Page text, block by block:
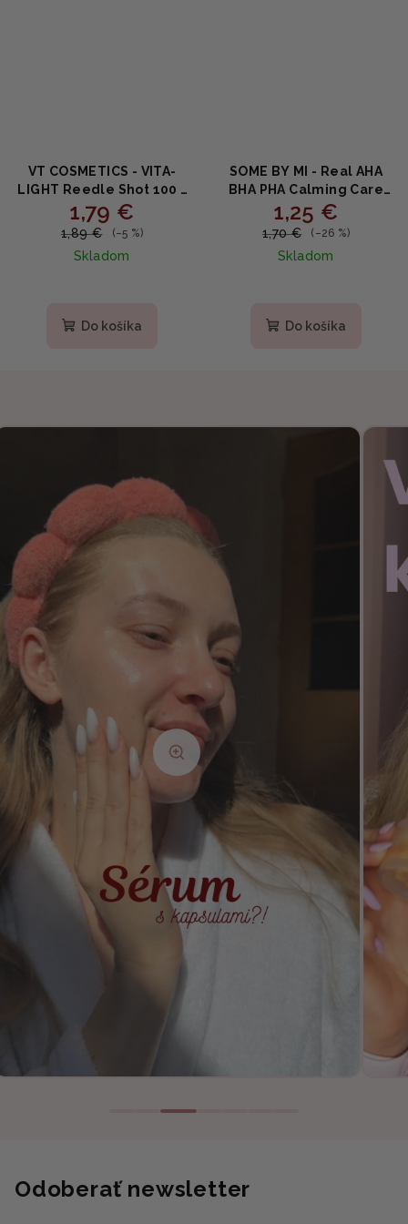
VT COSMETICS - VITA-
LIGHT Reedle Shot 100 -
Pleťové rozjasňujúce
sérum 2ml (VZORKA)
1,79 €
1,89 € (–5 %)
Skladom
Do košíka
SOME BY MI - Real AHA
BHA PHA Calming Care
Mask - Upokojujúca
maska s kyselinami 20g
1,25 €
1,70 € (–26 %)
Skladom
Do košíka
Odoberať newsletter